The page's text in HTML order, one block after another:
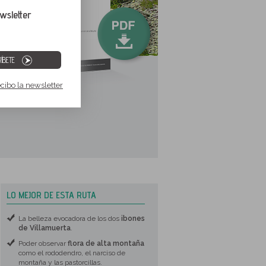
la newsletter
LO MEJOR DE ESTA RUTA
La belleza evocadora de los dos ibones
de Villamuerta.
Poder observar flora de alta montaña
como el rododendro, el narciso de
montaña y las pastorcillas.